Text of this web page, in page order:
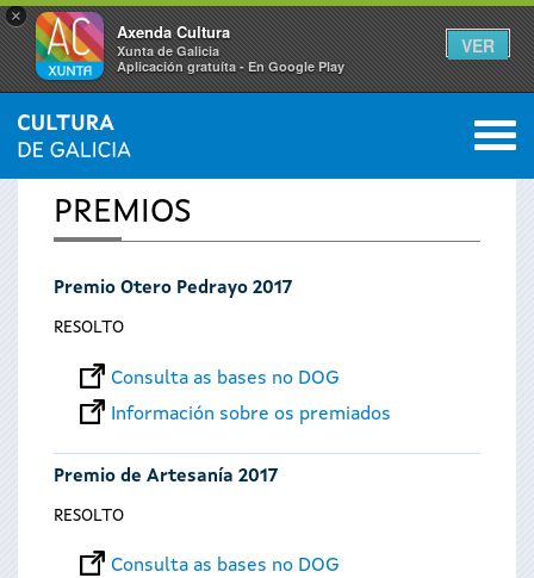
×
Axenda Cultura
Xunta de Galicia
Aplicación gratuíta - En Google Play
VER
Vostede
está
aquí
INICIO 0
PREMIOS
Premio Otero Pedrayo 2017
RESOLTO
Consulta as bases no DOG
Información sobre os premiados
Premio de Artesanía 2017
RESOLTO
Consulta as bases no DOG